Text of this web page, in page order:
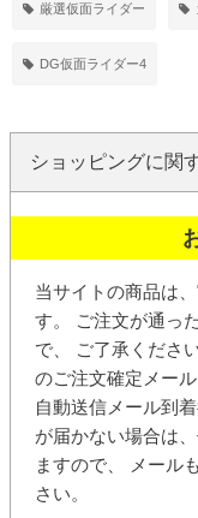
厳選仮面ライダー
DG仮面ライダー4
ショッピングに関
当サイトの商品は
す。 ご注文が通っ
で、 ご了承ください
のご注文確定メール
自動送信メール到
が届かない場合は
ますので、 メール
さい。